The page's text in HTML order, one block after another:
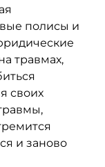
полисы и
травмах,
своих
и заново